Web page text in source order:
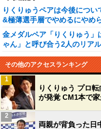
りくりゅうペアは今後につ
&極薄選手層でやめるにやめ
金メダルペア「りくりゅう」
ゃん」と呼び合う2人のリア
その他のアクセスランキング
りくりゅう プロ
が発覚 CM1本で
1
両親が背負った日
2